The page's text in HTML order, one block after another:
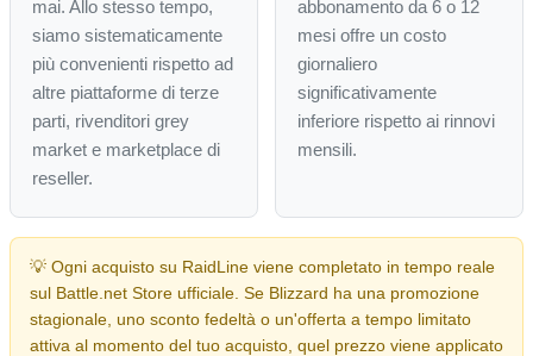
mai. Allo stesso tempo,
siamo sistematicamente
più convenienti rispetto ad
altre piattaforme di terze
parti, rivenditori grey
market e marketplace di
reseller.
abbonamento da 6 o 12
mesi offre un costo
giornaliero
significativamente
inferiore rispetto ai rinnovi
mensili.
💡 Ogni acquisto su RaidLine viene completato in tempo reale
sul Battle.net Store ufficiale. Se Blizzard ha una promozione
stagionale, uno sconto fedeltà o un'offerta a tempo limitato
attiva al momento del tuo acquisto, quel prezzo viene applicato